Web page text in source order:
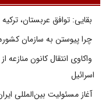
بقایی: توافق عربستان،
چرا پیوستن به سازمان
واکاوی انتقال کانون منازعه
اسرائیل
آغاز مسئولیت بین‌المللی